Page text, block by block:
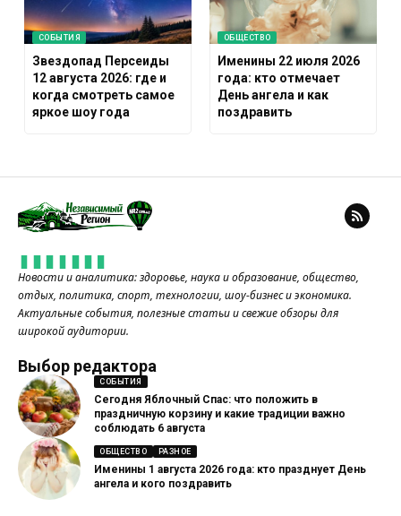
СОБЫТИЯ
Звездопад Персеиды
12 августа 2026: где и
когда смотреть самое
яркое шоу года
ОБЩЕСТВО
Именины 22 июля 2026
года: кто отмечает
День ангела и как
поздравить
Новости и аналитика: здоровье, наука и образование, общество,
отдых, политика, спорт, технологии, шоу-бизнес и экономика.
Актуальные события, полезные статьи и свежие обзоры для
широкой аудитории.
Выбор редактора
СОБЫТИЯ
Сегодня Яблочный Спас: что положить в
праздничную корзину и какие традиции важно
соблюдать 6 августа
ОБЩЕСТВО РАЗНОЕ
Именины 1 августа 2026 года: кто празднует День
ангела и кого поздравить